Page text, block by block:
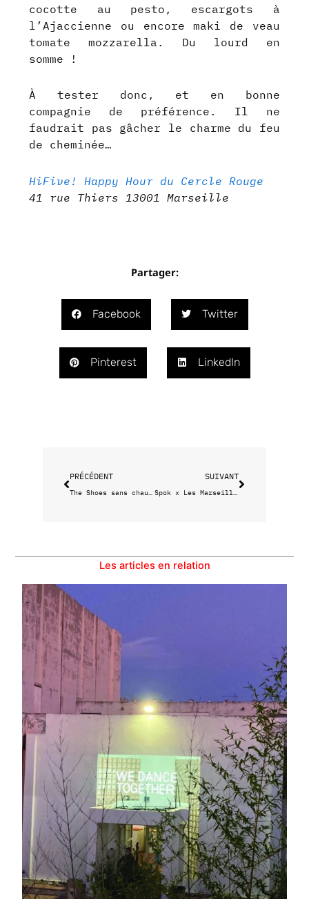
cocotte au pesto, escargots à
l’Ajaccienne ou encore maki de veau
tomate mozzarella. Du lourd en
somme !
À tester donc, et en bonne
compagnie de préférence. Il ne
faudrait pas gâcher le charme du feu
de cheminée…
HiFive! Happy Hour du Cercle Rouge
41 rue Thiers 13001 Marseille
Partager:
Facebook Twitter
Pinterest LinkedIn
PRÉCÉDENT SUIVANT
Les articles en relation